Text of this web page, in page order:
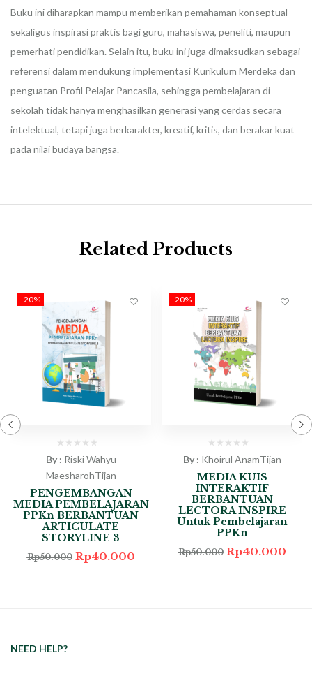
Buku ini diharapkan mampu memberikan pemahaman konseptual
sekaligus inspirasi praktis bagi guru, mahasiswa, peneliti, maupun
pemerhati pendidikan. Selain itu, buku ini juga dimaksudkan sebagai
referensi dalam mendukung implementasi Kurikulum Merdeka dan
penguatan Profil Pelajar Pancasila, sehingga pembelajaran di
sekolah tidak hanya menghasilkan generasi yang cerdas secara
intelektual, tetapi juga berkarakter, kreatif, kritis, dan berakar kuat
pada nilai budaya bangsa.
Related Products
-20%
By : Riski Wahyu
MaesharohTijan
PENGEMBANGAN
MEDIA PEMBELAJARAN
PPKn BERBANTUAN
ARTICULATE
STORYLINE 3
Rp50.000 Rp40.000
-20%
By : Khoirul AnamTijan
MEDIA KUIS
INTERAKTIF
BERBANTUAN
LECTORA INSPIRE
Untuk Pembelajaran
PPKn
Rp50.000 Rp40.000
NEED HELP?